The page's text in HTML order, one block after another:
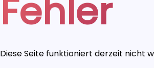
Fehler
Diese Seite funktioniert derzeit nicht